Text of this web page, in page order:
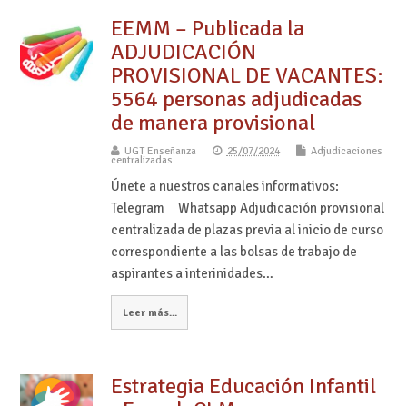
EEMM – Publicada la
ADJUDICACIÓN
PROVISIONAL DE VACANTES:
5564 personas adjudicadas
de manera provisional
UGT Enseñanza 25/07/2024 Adjudicaciones
centralizadas
Únete a nuestros canales informativos:
Telegram Whatsapp Adjudicación provisional
centralizada de plazas previa al inicio de curso
correspondiente a las bolsas de trabajo de
aspirantes a interinidades…
Leer más...
Estrategia Educación Infantil